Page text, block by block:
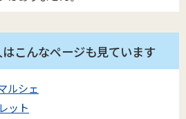
こんなページも見ています
ルシェ
ット